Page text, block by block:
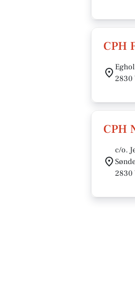
CPH
2830
CPH
c/o.
2830